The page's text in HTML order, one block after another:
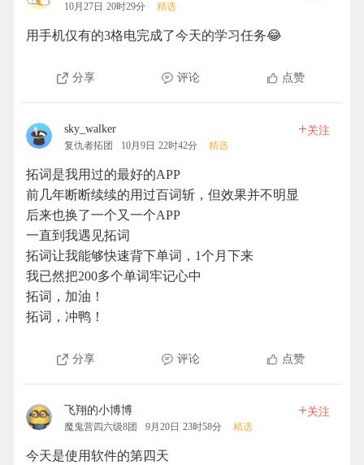
10月27日 20时29分 精选
用手机仅有的3格电完成了今天的学习任务😂
分享 评论 点赞
sky_walker
复仇者拓团 10月9日 22时42分 精选
+关注
拓词是我用过的最好的APP
前几年断断续续的用过百词斩，但效果并不明显
后来也换了一个又一个APP
一直到我遇见拓词
拓词让我能够快速背下单词，1个月下来
我已然把200多个单词牢记心中
拓词，加油！
拓词，冲鸭！
分享 评论 点赞
飞翔的小博博
魔鬼营四六级8团 9月20日 23时58分 精选
+关注
今天是使用软件的第四天